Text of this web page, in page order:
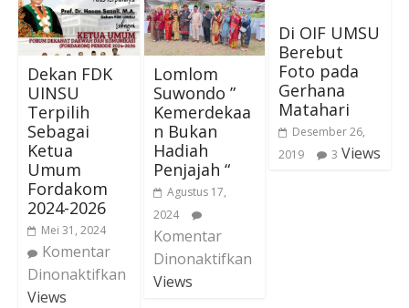
Dekan FDK
UINSU
Terpilih
Sebagai
Ketua
Umum
Fordakom
2024-2026
Mei 31, 2024
Komentar
Dinonaktifkan
Views
Lomlom
Suwondo ”
Kemerdekaa
n Bukan
Hadiah
Penjajah “
Agustus 17,
2024
Komentar
Dinonaktifkan
Views
Di OIF UMSU
Berebut
Foto pada
Gerhana
Matahari
Desember 26,
2019
3 Views